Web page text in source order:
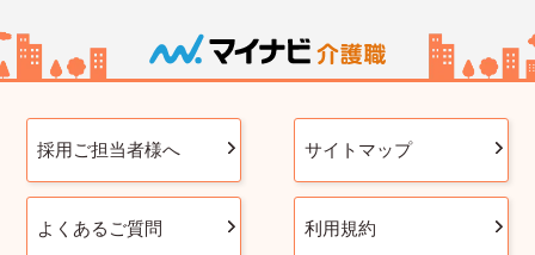
採用ご担当者様へ サイトマップ
よくあるご質問 利用規約